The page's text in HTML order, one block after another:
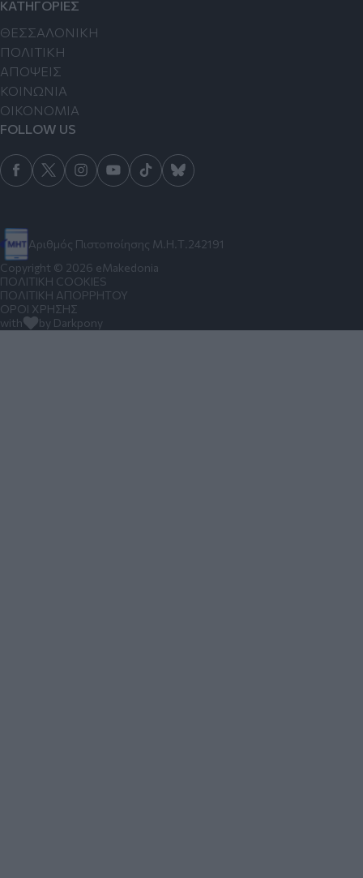
Αριθμός Πιστοποίησης Μ.Η.Τ.242191
ΚΑΤΗΓΟΡΙΕΣ
ΘΕΣΣΑΛΟΝΙΚΗ
ΠΟΛΙΤΙΚΗ
ΑΠΟΨΕΙΣ
ΚΟΙΝΩΝΙΑ
ΟΙΚΟΝΟΜΙΑ
FOLLOW US
Copyright © 2026 eMakedonia
ΠΟΛΙΤΙΚΗ COOKIES
ΠΟΛΙΤΙΚΗ ΑΠΟΡΡΗΤΟΥ
ΟΡΟΙ ΧΡΗΣΗΣ
with
by Darkpony